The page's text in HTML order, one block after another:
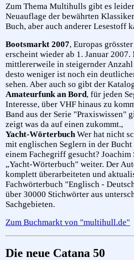
Zum Thema Multihulls gibt es
Neuauflage der bewährten
Buch, aber auch anderer Lesestoff
Bootsmarkt 2007, Europas
erscheint wieder ab 1. Januar
mittlererweile in steigernder
desto weniger ist noch ein
sehen. Aber auch so gibt der
Amateurfunk an Bord, für jeden
Interesse, über VHF hinaus zu
Band aus der Serie "Praxiswissen"
zeigt was da auf einen zukommt.,
Yacht-WörterbuchWer hat nicht
mit englischen Seglern in der
einem Fachegriff gesucht?
„Yacht-Wörterbuch" weiter. Der
komplett überarbeiteten und
Fachwörterbuch "Englisch -
über 30000 Stichwörter aus
Sachgebieten.
Zum Buchmarkt von "multihull.de"
Die neue Catana 50